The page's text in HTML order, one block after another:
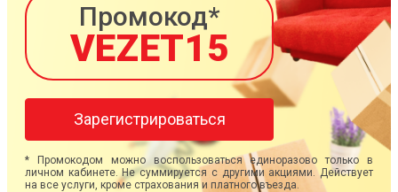
Промокод*
VEZET15
Зарегистрироваться
* Промокодом можно воспользоваться единоразово только в
личном кабинете. Не суммируется с другими акциями. Действует
на все услуги, кроме страхования и платного въезда.